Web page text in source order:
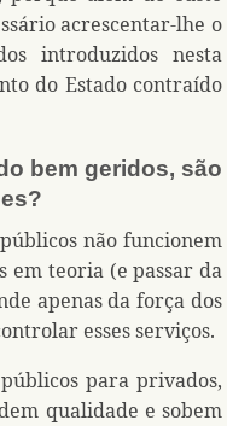
acrescentar-lhe o
introduzidos nesta
do Estado contraído
bem geridos, são
não funcionem
em teoria (e passar da
apenas da força dos
esses serviços.
para privados,
qualidade e sobem